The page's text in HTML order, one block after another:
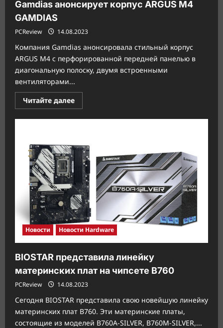
Gamdias анонсирует корпус ARGUS M4
GAMDIAS
PCReview 14.08.2023
Компания Gamdias анонсировала стильный корпус
ARGUS M4 с перфорированной передней панелью в
диагональную полоску, двумя встроенными
вентиляторами...
Читайте далееПрочитать
больше
Gamdias
M4
GAMDIAS
Новости Новости Hardware
BIOSTAR представила линейку
материнских плат на чипсете B760
PCReview 14.08.2023
Сегодня BIOSTAR представила свою новейшую линейку
материнских плат B760. Эти материнские платы,
состоящие из моделей B760A-SILVER, B760M-SILVER,...